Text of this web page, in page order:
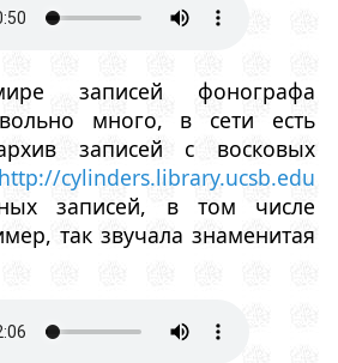
записей фонографа
много, в сети есть
записей с восковых
http://cylinders.library.ucsb.edu
записей, в том числе
так звучала знаменитая